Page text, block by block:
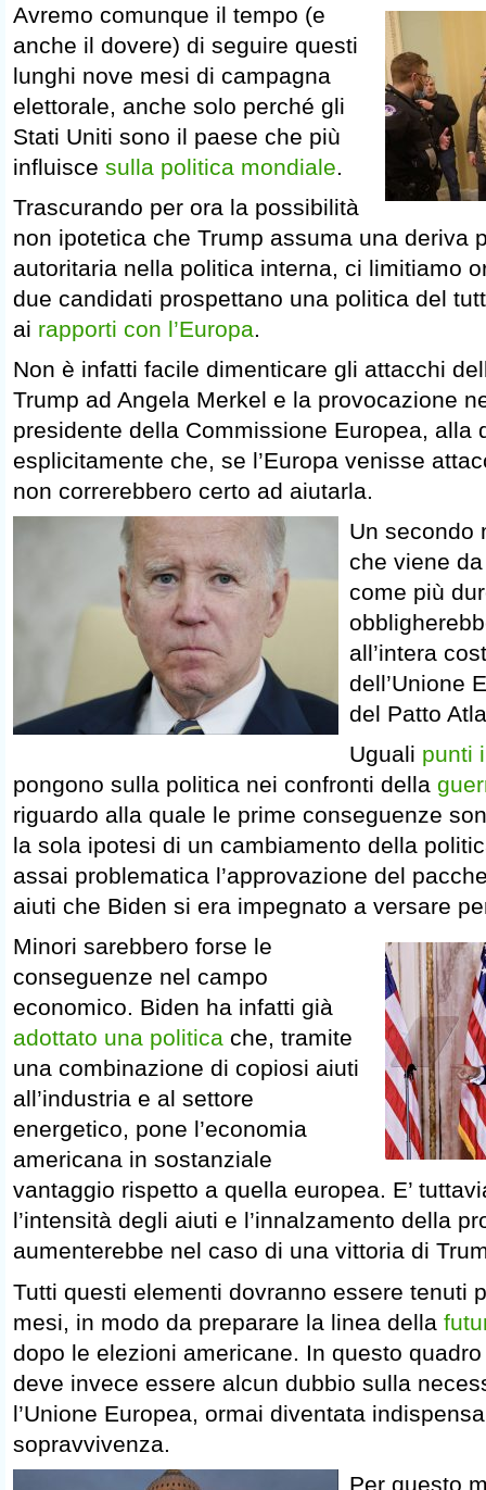
Avremo comunque il tempo (e
anche il dovere) di seguire questi
lunghi nove mesi di campagna
elettorale, anche solo perché gli
Stati Uniti sono il paese che più
influisce sulla politica mondiale.
Trascurando per ora la possibilità
non ipotetica che Trump assuma una deriva
autoritaria nella politica interna, ci limitiamo
due candidati prospettano una politica del
ai rapporti con l’Europa.
Non è infatti facile dimenticare gli attacchi
Trump ad Angela Merkel e la provocazione
presidente della Commissione Europea, alla
esplicitamente che, se l’Europa venisse
non correrebbero certo ad aiutarla.
Un secondo
che viene
come più
all’intera
dell’Unione
del Patto
Uguali punti
pongono sulla politica nei confronti della
riguardo alla quale le prime conseguenze
la sola ipotesi di un cambiamento della
assai problematica l’approvazione del
aiuti che Biden si era impegnato a versare
Minori sarebbero forse le
conseguenze nel campo
economico. Biden ha infatti già
adottato una politica che, tramite
una combinazione di copiosi aiuti
all’industria e al settore
energetico, pone l’economia
americana in sostanziale
vantaggio rispetto a quella europea. E’
l’intensità degli aiuti e l’innalzamento della
aumenterebbe nel caso di una vittoria di
Tutti questi elementi dovranno essere tenuti
mesi, in modo da preparare la linea della
dopo le elezioni americane. In questo
deve invece essere alcun dubbio sulla
l’Unione Europea, ormai diventata
sopravvivenza.
Per questo